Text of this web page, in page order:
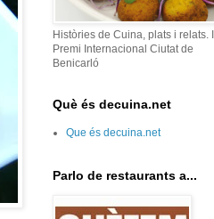
Històries de Cuina, plats i relats. III
Premi Internacional Ciutat de
Benicarló
Què és decuina.net
Que és decuina.net
Parlo de restaurants a...